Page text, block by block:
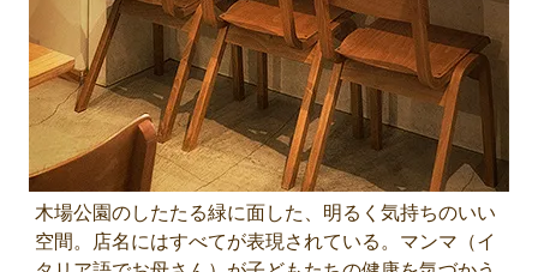
木場公園のしたたる緑に面した、明るく気持ちのいい
空間。店名にはすべてが表現されている。マンマ（イ